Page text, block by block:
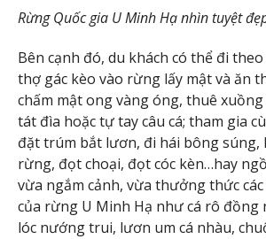
Rừng Quốc gia U Minh Hạ nhìn tuyệt
Bên cạnh đó, du khách có thể đi
thợ gác kèo vào rừng lấy mật và ăn
chấm mật ong vàng óng, thuê
tát đìa hoặc tự tay câu cá; tham gia
đặt trúm bắt lươn, đi hái bông súng,
rừng, đọt choại, đọt cóc kèn…hay
vừa ngắm cảnh, vừa thưởng thức
của rừng U Minh Hạ như cá rô đồng
lóc nướng trui, lươn um cá nhàu,